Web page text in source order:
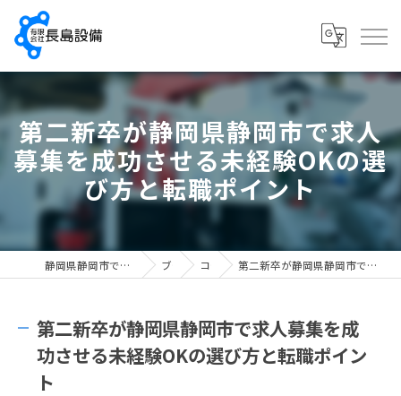
第二新卒が静岡県静岡市で求人
募集を成功させる未経験OKの選
び方と転職ポイント
静岡県静岡市で配管工の求人なら有限会社長島設備 ブログ コラム 第二新卒が静岡県静岡市で求人募集を成功させる未経験OKの選び方と転職ポイント
第二新卒が静岡県静岡市で求人募集を成
功させる未経験OKの選び方と転職ポイン
ト